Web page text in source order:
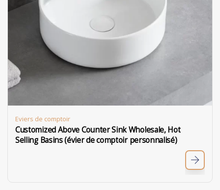
Eviers de comptoir
Customized Above Counter Sink Wholesale, Hot
Selling Basins (évier de comptoir personnalisé)